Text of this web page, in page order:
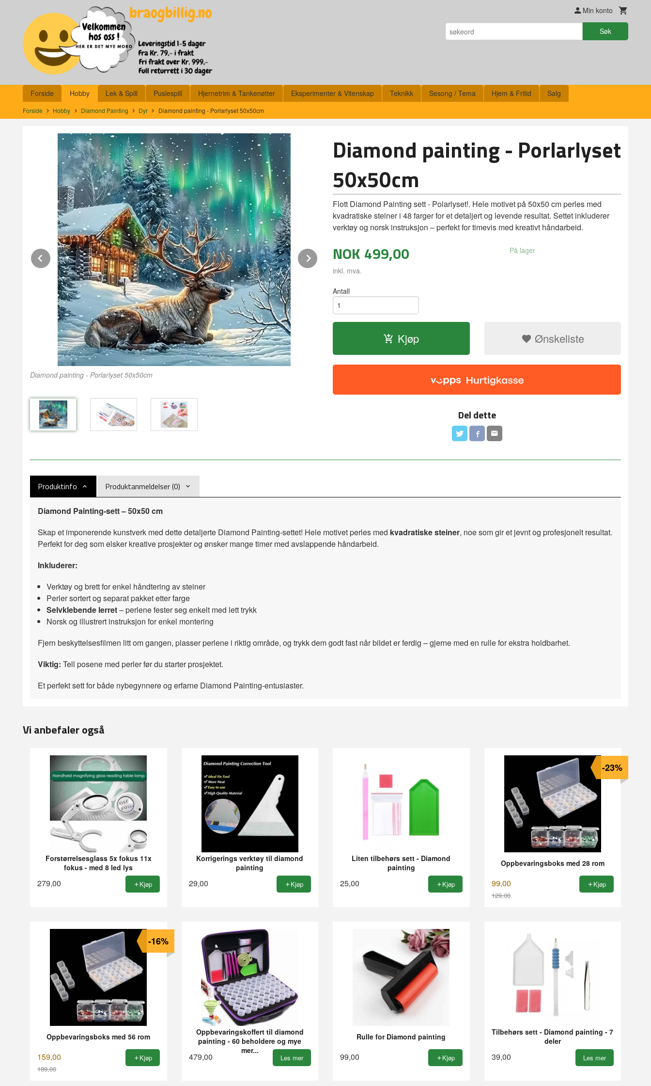
innholdet
Min konto
Søk
Produkter
Forside Hobby Lek & Spill Puslespill Hjernetrim & Tankenøtter Eksperimenter & Vitenskap Teknikk Sesong / Tema Hjem & Fritid Salg
Forside Hobby Diamond Painting Dyr Diamond painting - Porlarlyset 50x50cm
Diamond painting - Porlarlyset 50x50cm
Prev Next
Diamond painting - Porlarlyset
50x50cm
Flott Diamond Painting sett - Polarlyset!. Hele motivet på 50x50 cm perles med
kvadratiske steiner i 48 farger for et detaljert og levende resultat. Settet inkluderer
verktøy og norsk instruksjon – perfekt for timevis med kreativt håndarbeid.
NOK 499,00
inkl. mva.
På lager
Antall
Kjøp Ønskeliste
Del dette
Produktinfo Produktanmeldelser (0)
Diamond Painting-sett – 50x50 cm
Skap et imponerende kunstverk med dette detaljerte Diamond Painting-settet! Hele motivet perles med kvadratiske steiner, noe som gir et jevnt og profesjonelt resultat.
Perfekt for deg som elsker kreative prosjekter og ønsker mange timer med avslappende håndarbeid.
Inkluderer:
Verktøy og brett for enkel håndtering av steiner
Perler sortert og separat pakket etter farge
Selvklebende lerret– perlene fester seg enkelt med lett trykk
Norsk og illustrert instruksjon for enkel montering
Fjern beskyttelsesfilmen litt om gangen, plasser perlene i riktig område, og trykk dem godt fast når bildet er ferdig – gjerne med en rulle for ekstra holdbarhet.
Viktig: Tell posene med perler før du starter prosjektet.
Et perfekt sett for både nybegynnere og erfarne Diamond Painting-entusiaster.
Vi anbefaler også
Forstørrelsesglass 5x fokus 11x
fokus - med 8 led lys
279,00 Kjøp
Korrigerings verktøy til diamond
painting
29,00 Kjøp
Liten tilbehørs sett - Diamond
painting
25,00 Kjøp
Oppbevaringsboks med 28 rom
99,00
129,00
-23%
Kjøp
Oppbevaringsboks med 56 rom
159,00
189,00
-16%
Kjøp
Oppbevaringskoffert til diamond
painting - 60 beholdere og mye
mer...
479,00 Les mer
Rulle for Diamond painting
99,00 Kjøp
Tilbehørs sett - Diamond painting - 7
deler
39,00 Les mer